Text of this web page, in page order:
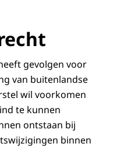
gevolgen voor
van buitenlandse
wil voorkomen
te kunnen
ontstaan bij
binnen